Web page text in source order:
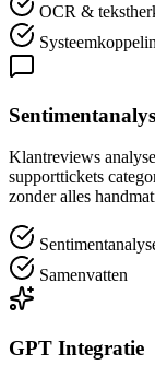
OCR &
Klantreviews
supporttickets
zonder alles
Samenvatten
GPT Integratie